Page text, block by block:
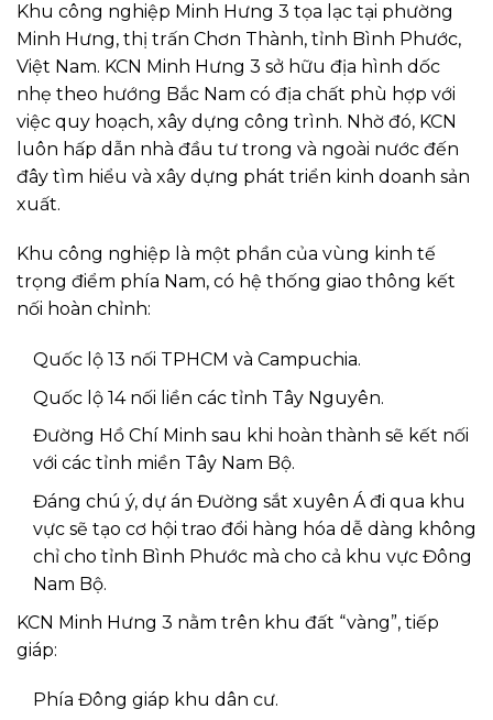
Khu công nghiệp Minh Hưng 3 tọa lạc tại phường
Minh Hưng, thị trấn Chơn Thành, tỉnh Bình Phước,
Việt Nam. KCN Minh Hưng 3 sở hữu địa hình dốc
nhẹ theo hướng Bắc Nam có địa chất phù hợp với
việc quy hoạch, xây dựng công trình. Nhờ đó, KCN
luôn hấp dẫn nhà đầu tư trong và ngoài nước đến
đây tìm hiểu và xây dựng phát triển kinh doanh sản
xuất.
Khu công nghiệp là một phần của vùng kinh tế
trọng điểm phía Nam, có hệ thống giao thông kết
nối hoàn chỉnh:
Quốc lộ 13 nối TPHCM và Campuchia.
Quốc lộ 14 nối liền các tỉnh Tây Nguyên.
Đường Hồ Chí Minh sau khi hoàn thành sẽ kết nối
với các tỉnh miền Tây Nam Bộ.
Đáng chú ý, dự án Đường sắt xuyên Á đi qua khu
vực sẽ tạo cơ hội trao đổi hàng hóa dễ dàng không
chỉ cho tỉnh Bình Phước mà cho cả khu vực Đông
Nam Bộ.
KCN Minh Hưng 3 nằm trên khu đất “vàng”, tiếp
giáp:
Phía Đông giáp khu dân cư.